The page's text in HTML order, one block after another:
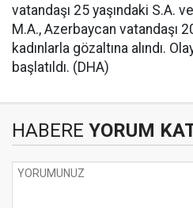
vatandaşı 25 yaşındaki S.A.
M.A., Azerbaycan vatandaşı
kadınlarla gözaltına alındı.
başlatıldı. (DHA)
HABERE YORUM